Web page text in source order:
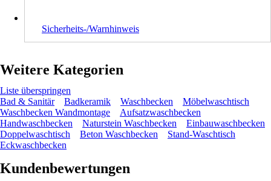
Sicherheits-/Warnhinweis
Weitere Kategorien
Liste überspringen
Bad & Sanitär
Badkeramik Waschbecken
Möbelwaschtisch
Waschbecken Wandmontage
Aufsatzwaschbecken
Handwaschbecken
Naturstein Waschbecken
Einbauwaschbecken
Doppelwaschtisch
Beton Waschbecken
Stand-Waschtisch
Eckwaschbecken
Kundenbewertungen